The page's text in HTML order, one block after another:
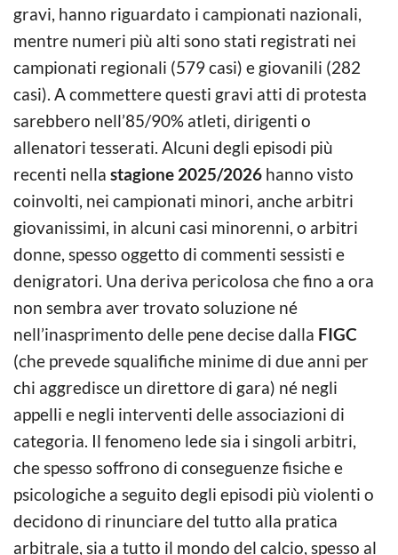
gravi, hanno riguardato i campionati nazionali,
mentre numeri più alti sono stati registrati nei
campionati regionali (579 casi) e giovanili (282
casi). A commettere questi gravi atti di protesta
sarebbero nell’85/90% atleti, dirigenti o
allenatori tesserati. Alcuni degli episodi più
recenti nella stagione 2025/2026 hanno visto
coinvolti, nei campionati minori, anche arbitri
giovanissimi, in alcuni casi minorenni, o arbitri
donne, spesso oggetto di commenti sessisti e
denigratori. Una deriva pericolosa che fino a ora
non sembra aver trovato soluzione né
nell’inasprimento delle pene decise dalla FIGC
(che prevede squalifiche minime di due anni per
chi aggredisce un direttore di gara) né negli
appelli e negli interventi delle associazioni di
categoria. Il fenomeno lede sia i singoli arbitri,
che spesso soffrono di conseguenze fisiche e
psicologiche a seguito degli episodi più violenti o
decidono di rinunciare del tutto alla pratica
arbitrale, sia a tutto il mondo del calcio, spesso al